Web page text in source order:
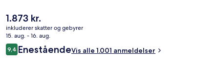
stedets hjælpsomme personale og generelle forhold.
Den
nuværende
pris
er
1.873 kr.
1.873 kr.
inkluderer skatter og gebyrer
15. aug. - 16. aug.
Anmeldelser
9,49,4 ud af 10.
EneståendeVis alle 1.001 anmeldelser